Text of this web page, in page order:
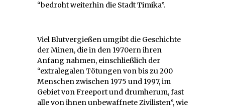
“bedroht weiterhin die Stadt Timika”.
Viel Blutvergießen umgibt die Geschichte
der Minen, die in den 1970ern ihren
Anfang nahmen, einschließlich der
“extralegalen Tötungen von bis zu 200
Menschen zwischen 1975 und 1997, im
Gebiet von Freeport und drumherum, fast
alle von ihnen unbewaffnete Zivilisten”, wie